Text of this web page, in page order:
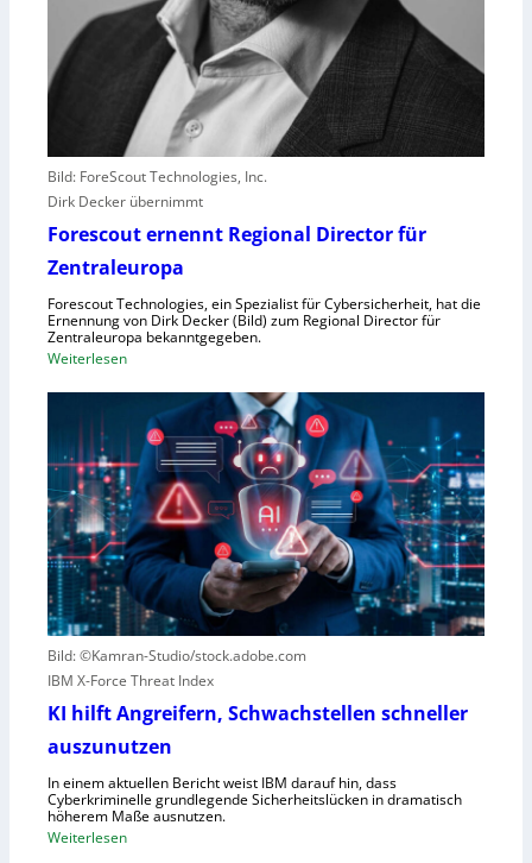
e
e
b
e
n
V
o
w
ü
r
e
g
e
n
S
c
h
l
e
h
l
e
i
s
Bild: ForeScout Technologies, Inc.
Dirk Decker übernimmt
Forescout ernennt Regional Director für
Zentraleuropa
Forescout Technologies, ein Spezialist für Cybersicherheit, hat die
Ernennung von Dirk Decker (Bild) zum Regional Director für
Zentraleuropa bekanntgegeben.
Weiterlesen:
r
e
s
c
o
u
t
r
n
e
n
t
R
e
Bild: ©Kamran-Studio/stock.adobe.com
IBM X-Force Threat Index
KI hilft Angreifern, Schwachstellen schneller
auszunutzen
In einem aktuellen Bericht weist IBM darauf hin, dass
Cyberkriminelle grundlegende Sicherheitslücken in dramatisch
höherem Maße ausnutzen.
Weiterlesen: